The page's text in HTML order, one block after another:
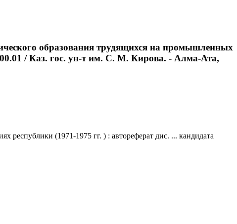
образования трудящихся на промышленных
/ Каз. гос. ун-т им. С. М. Кирова. - Алма-Ата,
республики (1971-1975 гг. ) : автореферат дис. ... кандидата